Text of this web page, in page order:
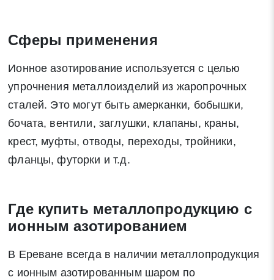
Сферы применения
Ионное азотирование используется с целью
упрочнения металлоизделий из жаропрочных
сталей. Это могут быть амерканки, бобышки,
бочата, вентили, заглушки, клапаны, краны,
крест, муфты, отводы, переходы, тройники,
фланцы, футорки и т.д.
Где купить металлопродукцию с
ионным азотированием
В Ереване всегда в наличии металлопродукция
с ионным азотированным шаром по